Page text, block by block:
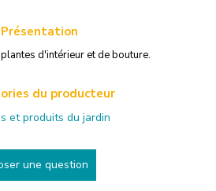
Présentation
d'intérieur et de bouture.
du producteur
et produits du jardin
une question